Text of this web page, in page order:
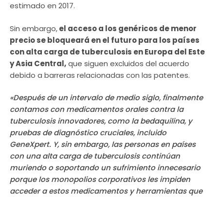
estimado en 2017.
Sin embargo,el acceso a los genéricos de menor
precio se bloqueará en el futuro para los países
con alta carga de tuberculosis en Europa del Este
y Asia Central,que siguen excluidos del acuerdo
debido a barreras relacionadas con las patentes.
«Después de un intervalo de medio siglo, finalmente
contamos con medicamentos orales contra la
tuberculosis innovadores, como la bedaquilina, y
pruebas de diagnóstico cruciales, incluido
GeneXpert. Y, sin embargo, las personas en países
con una alta carga de tuberculosis continúan
muriendo o soportando un sufrimiento innecesario
porque los monopolios corporativos les impiden
acceder a estos medicamentos y herramientas que